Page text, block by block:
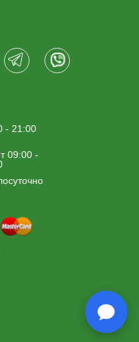
- 21:00
09:00 -